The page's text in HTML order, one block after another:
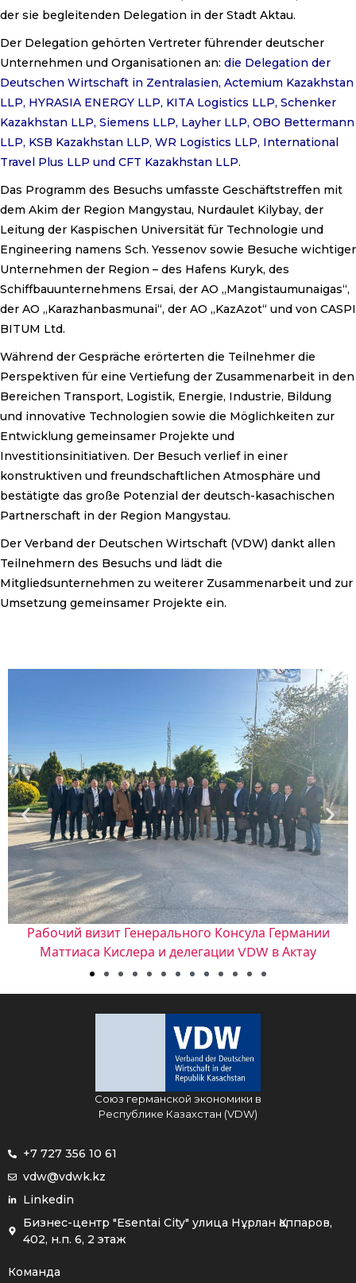
der sie begleitenden Delegation in der Stadt Aktau.
Der Delegation gehörten Vertreter führender deutscher
Unternehmen und Organisationen an: die Delegation der
Deutschen Wirtschaft in Zentralasien, Actemium Kazakhstan
LLP, HYRASIA ENERGY LLP, KITA Logistics LLP, Schenker
Kazakhstan LLP, Siemens LLP, Layher LLP, OBO Bettermann
LLP, KSB Kazakhstan LLP, WR Logistics LLP, International
Travel Plus LLP und CFT Kazakhstan LLP.
Das Programm des Besuchs umfasste Geschäftstreffen mit
dem Akim der Region Mangystau, Nurdaulet Kilybay, der
Leitung der Kaspischen Universität für Technologie und
Engineering namens Sch. Yessenov sowie Besuche wichtiger
Unternehmen der Region – des Hafens Kuryk, des
Schiffbauunternehmens Ersai, der AO „Mangistaumunaigas“,
der AO „Karazhanbasmunai“, der AO „KazAzot“ und von CASPI
BITUM Ltd.
Während der Gespräche erörterten die Teilnehmer die
Perspektiven für eine Vertiefung der Zusammenarbeit in den
Bereichen Transport, Logistik, Energie, Industrie, Bildung
und innovative Technologien sowie die Möglichkeiten zur
Entwicklung gemeinsamer Projekte und
Investitionsinitiativen. Der Besuch verlief in einer
konstruktiven und freundschaftlichen Atmosphäre und
bestätigte das große Potenzial der deutsch-kasachischen
Partnerschaft in der Region Mangystau.
Der Verband der Deutschen Wirtschaft (VDW) dankt allen
Teilnehmern des Besuchs und lädt die
Mitgliedsunternehmen zu weiterer Zusammenarbeit und zur
Umsetzung gemeinsamer Projekte ein.
Рабочий визит Генерального Консула Германии
Маттиаса Кислера и делегации VDW в Актау
Союз германской экономики в
Республике Казахстан (VDW)
+7 727 356 10 61
vdw@vdwk.kz
Linkedin
Бизнес-центр "Esentai City" улица Нұрлан Қаппаров,
402, н.п. 6, 2 этаж
Команда